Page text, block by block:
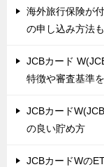
海外旅行保険が
の申し込み方法
JCBカード
特徴や審査基準を
JCBカード
の良い貯め方
JCBカードWの